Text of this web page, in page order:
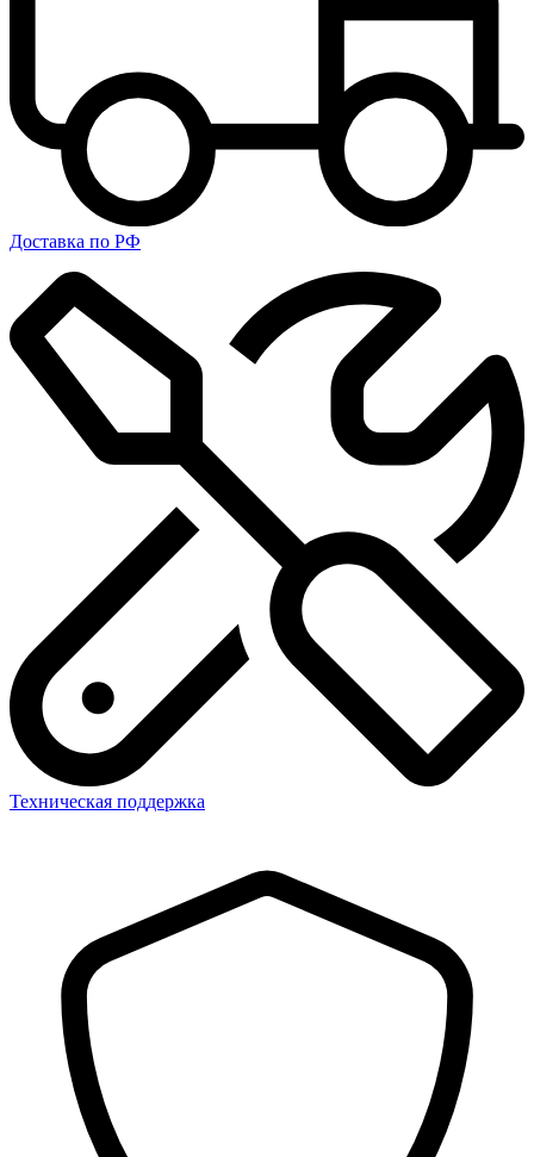
Доставка по РФ
Техническая поддержка